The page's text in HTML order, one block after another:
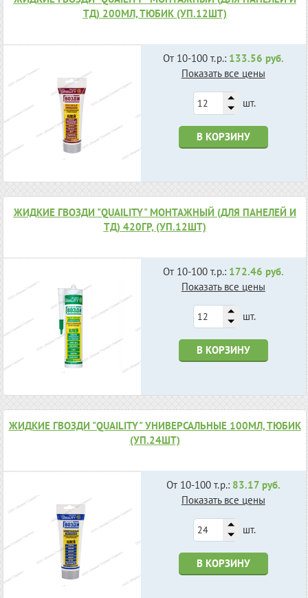
ТД) 200МЛ, ТЮБИК (УП.12ШТ)
От 10-100 т.р.: 133.56 руб.
Показать все цены
шт.
В КОРЗИНУ
ЖИДКИЕ ГВОЗДИ "QUAILITY" МОНТАЖНЫЙ (ДЛЯ ПАНЕЛЕЙ И
ТД) 420ГР, (УП.12ШТ)
От 10-100 т.р.: 172.46 руб.
Показать все цены
шт.
В КОРЗИНУ
ЖИДКИЕ ГВОЗДИ "QUAILITY" УНИВЕРСАЛЬНЫЕ 100МЛ, ТЮБИК
(УП.24ШТ)
От 10-100 т.р.: 83.17 руб.
Показать все цены
шт.
В КОРЗИНУ